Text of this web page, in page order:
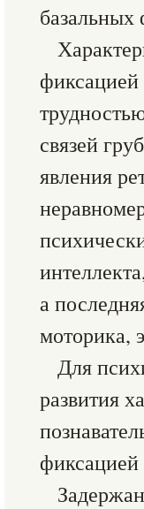
фиксацией
связей
явления
а
моторика,
Для
развития
фиксацией